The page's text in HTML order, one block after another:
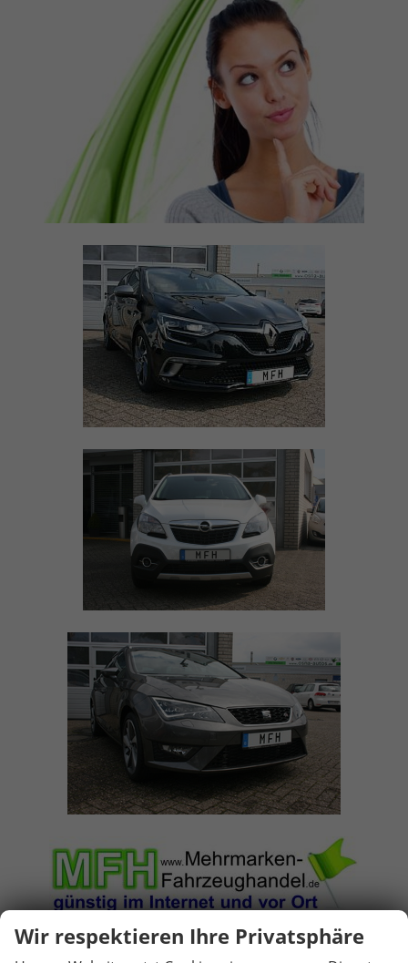
Wir respektieren Ihre Privatsphäre